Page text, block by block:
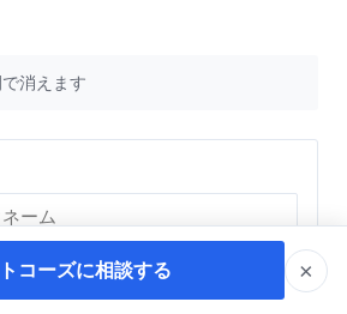
消えます
)コーズに相談する ×